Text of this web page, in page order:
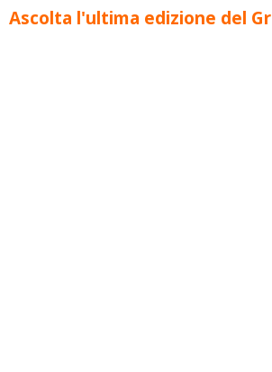
Ascolta l'ultima edizione del Gr